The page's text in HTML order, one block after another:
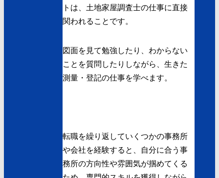
トは、土地家屋調査士の仕事に直接
関われることです。
図面を見て勉強したり、わからない
ことを質問したりしながら、生きた
測量・登記の仕事を学べます。
転職を繰り返していくつかの事務所
や会社を経験すると、自分に合う事
務所の方向性や雰囲気が掴めてくる